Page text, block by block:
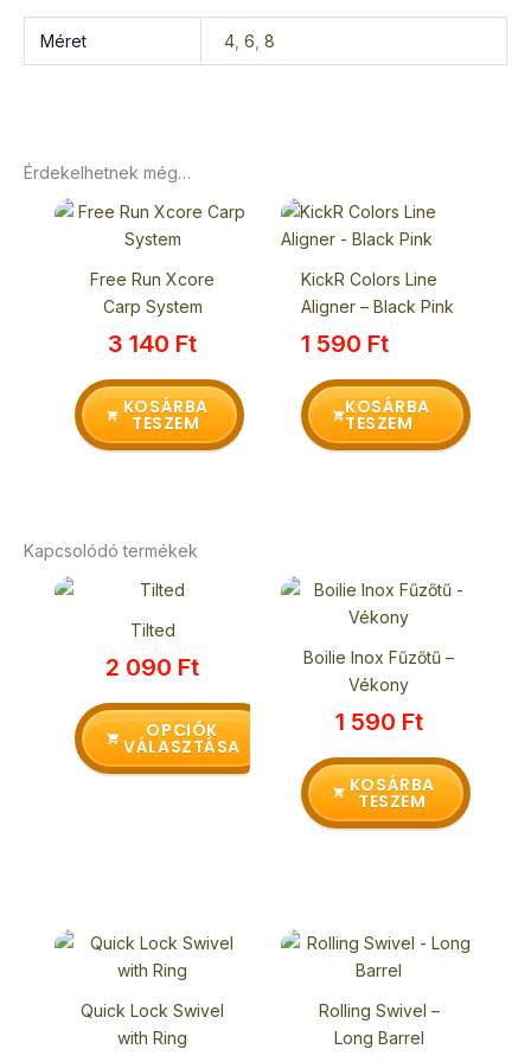
Méret 4, 6, 8
Érdekelhetnek még…
Free Run Xcore
Carp System
3 140 Ft
KOSÁRBA
TESZEM
KickR Colors Line
Aligner – Black Pink
1 590 Ft
KOSÁRBA
TESZEM
Kapcsolódó termékek
Tilted
2 090 Ft
OPCIÓK
VÁLASZTÁSA
Ennek
terméknek
több
van.
A
változatok
Boilie Inox Fűzőtű –
Vékony
1 590 Ft
KOSÁRBA
TESZEM
Quick Lock Swivel
with Ring
Rolling Swivel –
Long Barrel